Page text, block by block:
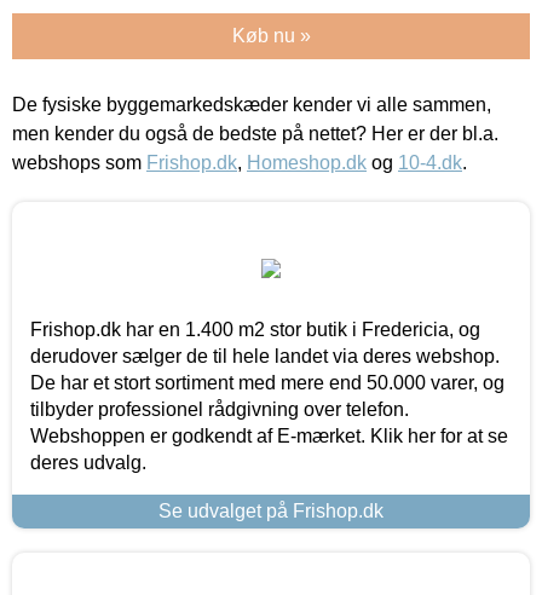
Køb nu »
De fysiske byggemarkedskæder kender vi alle sammen,
men kender du også de bedste på nettet? Her er der bl.a.
webshops som Frishop.dk, Homeshop.dk og 10-4.dk.
Frishop.dk har en 1.400 m2 stor butik i Fredericia, og
derudover sælger de til hele landet via deres webshop.
De har et stort sortiment med mere end 50.000 varer, og
tilbyder professionel rådgivning over telefon.
Webshoppen er godkendt af E-mærket. Klik her for at se
deres udvalg.
Se udvalget på Frishop.dk